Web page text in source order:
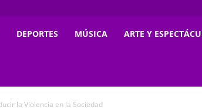
DEPORTES MÚSICA ARTE Y
la Violencia en la Sociedad